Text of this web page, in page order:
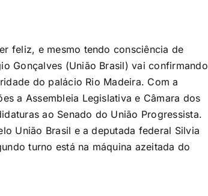
feliz, e mesmo tendo consciência de
Gonçalves (União Brasil) vai confirmando
do palácio Rio Madeira. Com a
a Assembleia Legislativa e Câmara dos
ao Senado do União Progressista.
União Brasil e a deputada federal Silvia
turno está na máquina azeitada do